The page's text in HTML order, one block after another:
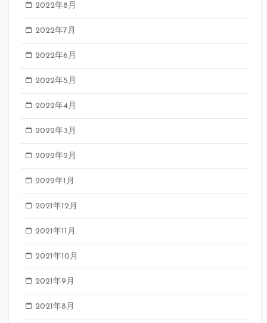
2022年8月
2022年7月
2022年6月
2022年5月
2022年4月
2022年3月
2022年2月
2022年1月
2021年12月
2021年11月
2021年10月
2021年9月
2021年8月